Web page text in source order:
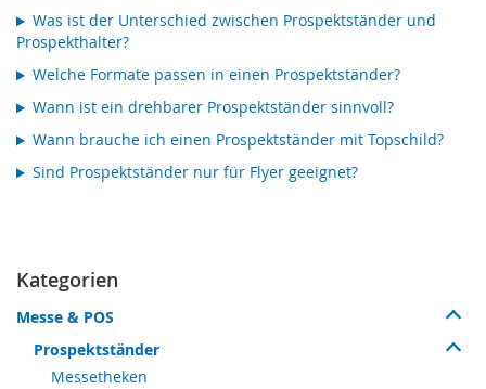
Was ist der Unterschied zwischen Prospektständer und
Prospekthalter?
Welche Formate passen in einen Prospektständer?
Wann ist ein drehbarer Prospektständer sinnvoll?
Wann brauche ich einen Prospektständer mit Topschild?
Sind Prospektständer nur für Flyer geeignet?
Kategorien
Messe & POS
Prospektständer
Messetheken